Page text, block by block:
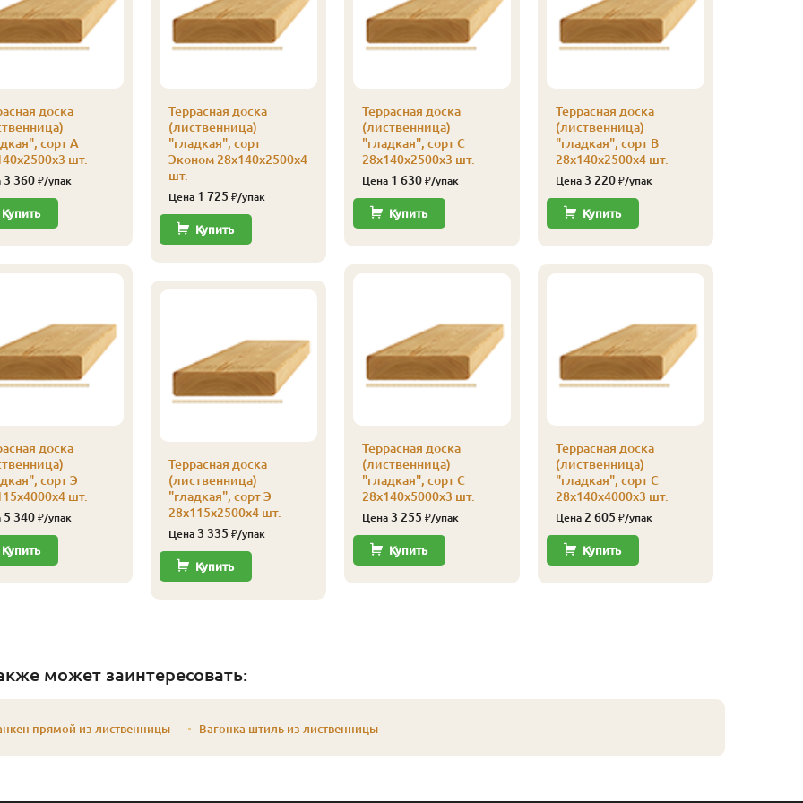
доска
сорт А
шт.
3 360₽/упак
Купить
доска
сорт Э
шт.
5 340₽/упак
Купить
Террасная доска
(лиственница)
"гладкая", сорт
Эконом 28х140х2500х4
шт.
Цена 1 725 ₽/упак
Купить
Террасная доска
(лиственница)
"гладкая", сорт Э
28х115х2500х4 шт.
Цена 3 335 ₽/упак
Купить
Террасная доска
(лиственница)
"гладкая", сорт С
28х140х2500х3 шт.
Цена 1 630₽/упак
Купить
Террасная доска
(лиственница)
"гладкая", сорт С
28х140х5000х3 шт.
Цена 3 255 ₽/упак
Купить
Террасная доска
(лиственница)
"гладкая", сорт В
28х140х2500х4 шт.
Цена 3 220₽/упак
Купить
Террасная доска
(лиственница)
"гладкая", сорт С
28х140х4000х3 шт.
Цена 2 605 ₽/упак
Купить
может заинтересовать:
прямой из лиственницы Вагонка штиль из лиственницы